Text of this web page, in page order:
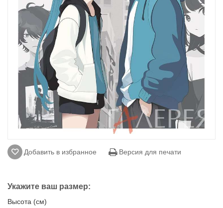
Добавить в избранное Версия для печати
Укажите ваш размер:
Высота (см)